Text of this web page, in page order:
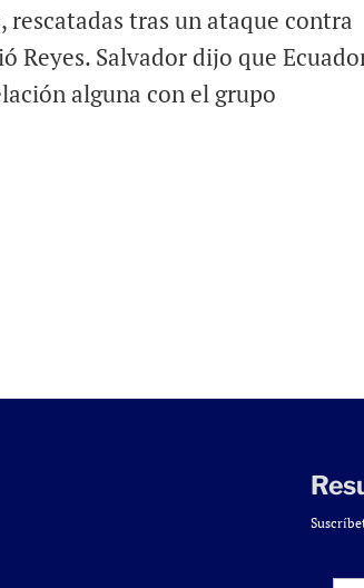
tras un ataque contra
Reyes. Salvador dijo que
alguna con el grupo